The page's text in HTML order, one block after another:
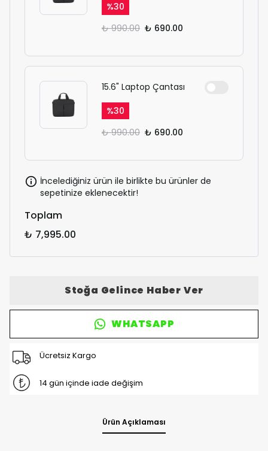
%30
₺ 990.00 ₺ 690.00
15.6" Laptop Çantası
%30
₺ 990.00 ₺ 690.00
İncelediğiniz ürün ile birlikte bu ürünler de
sepetinize eklenecektir!
Toplam
₺ 7,995.00
Stoğa Gelince Haber Ver
WHATSAPP
Ücretsiz Kargo
14 gün içinde iade değişim
Ürün Açıklaması